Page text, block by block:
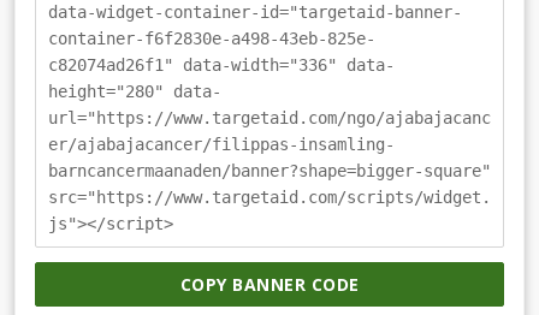
data-widget-container-id="targetaid-banner-
container-f6f2830e-a498-43eb-825e-
c82074ad26f1" data-width="336" data-
height="280" data-
url="https://www.targetaid.com/ngo/ajabajacanc
er/ajabajacancer/filippas-insamling-
barncancermaanaden/banner?shape=bigger-square"
src="https://www.targetaid.com/scripts/widget.
js"></script>
COPY BANNER CODE